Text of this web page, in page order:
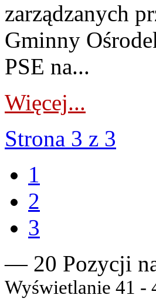
zarządzanych
Gminny
PSE na...
Więcej...
Strona 3 z 3
1
2
3
— 20 Pozycji
Wyświetlanie 41 -